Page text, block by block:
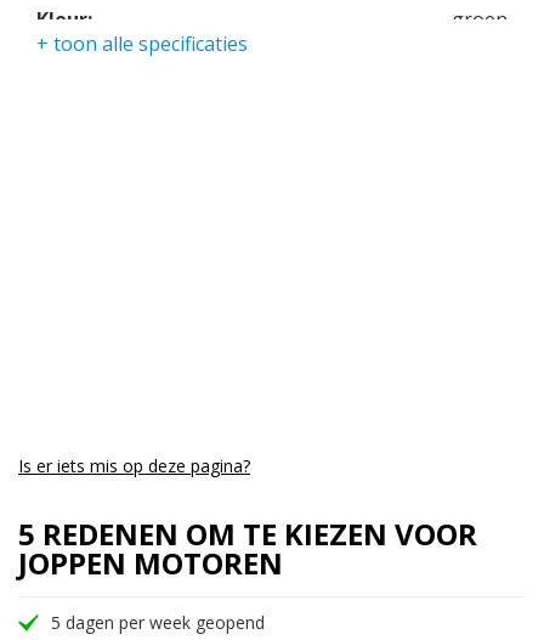
Kleur:
groen
+ toon alle specificaties
Is er iets mis op deze pagina?
5 REDENEN OM TE KIEZEN VOOR
JOPPEN MOTOREN
5 dagen per week geopend